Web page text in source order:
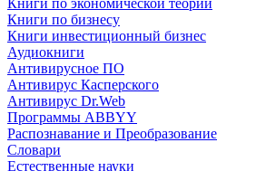
Книги по экономической теории
Книги по бизнесу
Книги инвестиционный бизнес
Аудиокниги
Антивирусное ПО
Антивирус Касперского
Антивирус Dr.Web
Программы ABBYY
Распознавание и Преобразование
Словари
Естественные науки